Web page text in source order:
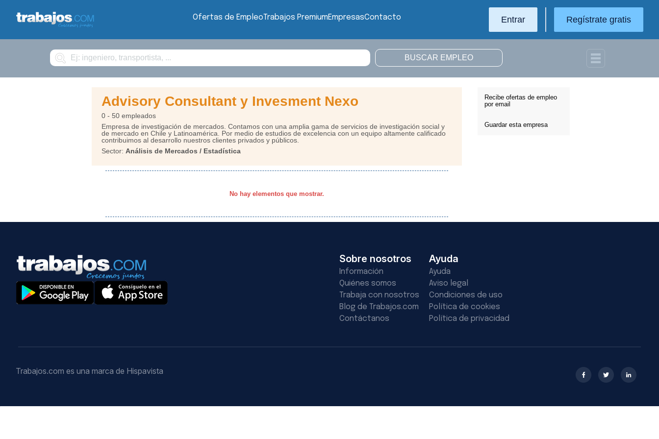
Ofertas de EmpleoTrabajos PremiumEmpresasContacto Entrar Regístrate gratis
Buscar
Recibe ofertas de empleo
por email
Guardar esta empresa
Advisory Consultant y Invesment Nexo
0 - 50 empleados
Empresa de investigación de mercados. Contamos con una amplia gama de servicios de investigación social y
de mercado en Chile y Latinoamérica. Por medio de estudios de excelencia con un equipo altamente calificado
contribuimos al desarrollo nuestros clientes privados y públicos.
Sector: Análisis de Mercados / Estadística
No hay elementos que mostrar.
Sobre nosotros
Información
Quiénes somos
Trabaja con nosotros
Blog de Trabajos.com
Contáctanos
Ayuda
Ayuda
Aviso legal
Condiciones de uso
Política de cookies
Política de privacidad
Trabajos.com es una marca de Hispavista